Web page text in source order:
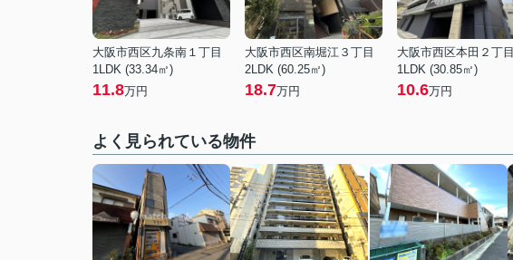
大阪市西区九条南１丁目
1LDK (33.34㎡)
11.8万円
大阪市西区南堀江３丁目
2LDK (60.25㎡)
18.7万円
大阪市西区本田２丁目
1LDK (30.85㎡)
10.6万円
よく見られている物件